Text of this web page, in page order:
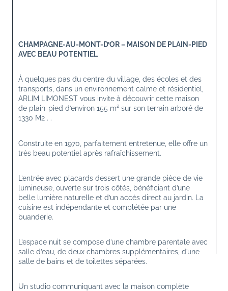
CHAMPAGNE-AU-MONT-D’OR – MAISON DE PLAIN-PIED
AVEC BEAU POTENTIEL
À quelques pas du centre du village, des écoles et des
transports, dans un environnement calme et résidentiel,
ARLIM LIMONEST vous invite à découvrir cette maison
de plain-pied d’environ 155 m² sur son terrain arboré de
1330 M2 . .
Construite en 1970, parfaitement entretenue, elle offre un
très beau potentiel après rafraîchissement.
L’entrée avec placards dessert une grande pièce de vie
lumineuse, ouverte sur trois côtés, bénéficiant d’une
belle lumière naturelle et d’un accès direct au jardin. La
cuisine est indépendante et complétée par une
buanderie.
L’espace nuit se compose d’une chambre parentale avec
salle d’eau, de deux chambres supplémentaires, d’une
salle de bains et de toilettes séparées.
Un studio communiquant avec la maison complète